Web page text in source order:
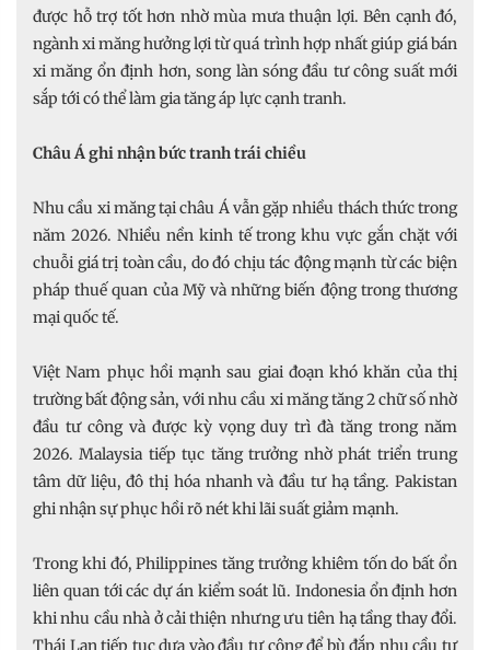
được hỗ trợ tốt hơn nhờ mùa mưa thuận lợi. Bên cạnh đó,
ngành xi măng hưởng lợi từ quá trình hợp nhất giúp giá bán
xi măng ổn định hơn, song làn sóng đầu tư công suất mới
sắp tới có thể làm gia tăng áp lực cạnh tranh.
Châu Á ghi nhận bức tranh trái chiều
Nhu cầu xi măng tại châu Á vẫn gặp nhiều thách thức trong
năm 2026. Nhiều nền kinh tế trong khu vực gắn chặt với
chuỗi giá trị toàn cầu, do đó chịu tác động mạnh từ các biện
pháp thuế quan của Mỹ và những biến động trong thương
mại quốc tế.
Việt Nam phục hồi mạnh sau giai đoạn khó khăn của thị
trường bất động sản, với nhu cầu xi măng tăng 2 chữ số nhờ
đầu tư công và được kỳ vọng duy trì đà tăng trong năm
2026. Malaysia tiếp tục tăng trưởng nhờ phát triển trung
tâm dữ liệu, đô thị hóa nhanh và đầu tư hạ tầng. Pakistan
ghi nhận sự phục hồi rõ nét khi lãi suất giảm mạnh.
Trong khi đó, Philippines tăng trưởng khiêm tốn do bất ổn
liên quan tới các dự án kiểm soát lũ. Indonesia ổn định hơn
khi nhu cầu nhà ở cải thiện nhưng ưu tiên hạ tầng thay đổi.
Thái Lan tiếp tục dựa vào đầu tư công để bù đắp nhu cầu tư